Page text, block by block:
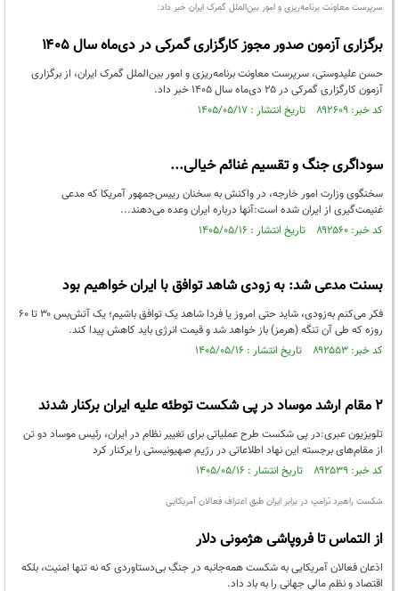
سرپرست معاونت برنامه‌ریزی و امور بین‌الملل گمرک ایران خبر داد:
برگزاری آزمون صدور مجوز کارگزاری گمرکی در دی‌ماه سال ۱۴۰۵
حسن علیدوستی، سرپرست معاونت برنامه‌ریزی و امور بین‌الملل گمرک ایران، از برگزاری
آزمون کارگزاری گمرکی در ۲۵ دی‌ماه سال ۱۴۰۵ خبر داد.
کد خبر: ۸۹۲۶۰۹ تاریخ انتشار : ۱۴۰۵/۰۵/۱۷
سوداگری جنگ و تقسیم غنائم خیالی...
سخنگوی وزارت امور خارجه، در واکنش به سخنان رییس‌جمهور آمريکا که مدعی
غنیمت‌گیری از ایران شده است:آنها درباره ایران وعده می‌دهند...
کد خبر: ۸۹۲۵۶۰ تاریخ انتشار : ۱۴۰۵/۰۵/۱۶
بسنت مدعی شد: به زودی شاهد توافق با ایران خواهیم بود
فکر می‌کنم به‌زودی، شاید حتی امروز یا فردا شاهد یک توافق باشیم؛ یک آتش‌بس ۳۰ تا ۶۰
روزه که طی آن تنگه (هرمز) باز خواهد شد و قیمت انرژی باید کاهش پیدا کند.
کد خبر: ۸۹۲۵۵۳ تاریخ انتشار : ۱۴۰۵/۰۵/۱۶
۲ مقام‌ ارشد موساد در پی شکست توطئه علیه ایران برکنار شدند
تلویزیون عبری:در پی شکست طرح عملیاتی برای تغییر نظام در ایران، رئیس موساد دو تن
از مقام‌های برجسته این نهاد اطلاعاتی در رژیم صهیونیستی را برکنار کرد
کد خبر: ۸۹۲۵۳۹ تاریخ انتشار : ۱۴۰۵/۰۵/۱۶
شکست راهبرد ترامپ در برابر ایران طبق اعتراف فعالان آمریکایی
از التماس تا فروپاشی هژمونی دلار
اذعان فعالان آمریکایی به شکست همه‌جانبه در جنگِ بی‌دستاوردی که نه تنها امنیت، بلکه
اقتصاد و نظم مالیِ جهانی را به باد داد.